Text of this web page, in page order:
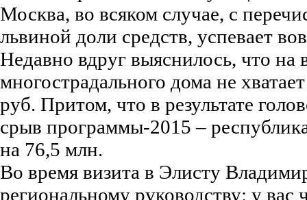
Москва, во всяком случае, с
львиной доли средств, успевает
Недавно вдруг выяснилось, что на
многострадального дома не
руб. Притом, что в результате
срыв программы-2015 –
на 76,5 млн.
Во время визита в Элисту
региональному руководству: у вас